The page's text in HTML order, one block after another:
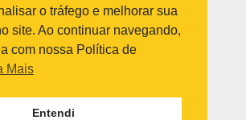
– RJ – CEP: 20970-031
o tráfego e melhorar sua
site. Ao continuar navegando,
com nossa Política de
Mais
Entendi